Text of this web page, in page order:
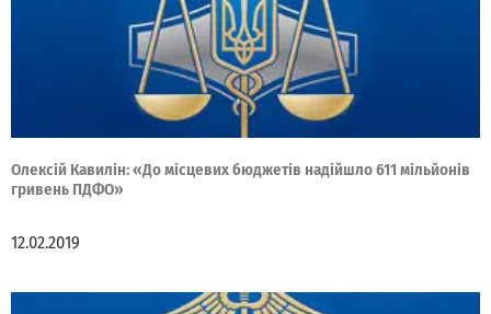
Олексій Кавилін: «До місцевих бюджетів надійшло 611 мільйонів
гривень ПДФО»
12.02.2019